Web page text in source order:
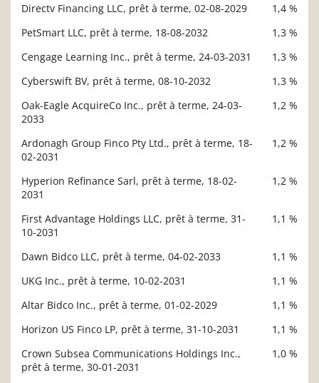
Directv Financing LLC, prêt à terme, 02-08-2029
1,4 %
PetSmart LLC, prêt à terme, 18-08-2032
1,3 %
Cengage Learning Inc., prêt à terme, 24-03-2031
1,3 %
Cyberswift BV, prêt à terme, 08-10-2032
1,3 %
Oak-Eagle AcquireCo Inc., prêt à terme, 24-03-
2033
1,2 %
Ardonagh Group Finco Pty Ltd., prêt à terme, 18-
02-2031
1,2 %
Hyperion Refinance Sarl, prêt à terme, 18-02-
2031
1,2 %
First Advantage Holdings LLC, prêt à terme, 31-
10-2031
1,1 %
Dawn Bidco LLC, prêt à terme, 04-02-2033
1,1 %
UKG Inc., prêt à terme, 10-02-2031
1,1 %
Altar Bidco Inc., prêt à terme, 01-02-2029
1,1 %
Horizon US Finco LP, prêt à terme, 31-10-2031
1,1 %
Crown Subsea Communications Holdings Inc.,
prêt à terme, 30-01-2031
1,0 %